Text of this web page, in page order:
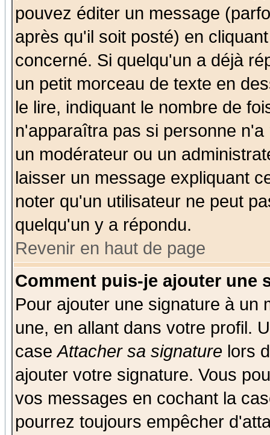
pouvez éditer un message
après qu'il soit posté) en
concerné. Si quelqu'un a déjà
un petit morceau de texte en
le lire, indiquant le nombre de
n'apparaîtra pas si personne
un modérateur ou un
laisser un message expliquant
noter qu'un utilisateur ne peut
quelqu'un y a répondu.
Revenir en haut de page
Comment puis-je ajouter une
Pour ajouter une signature à un
une, en allant dans votre profil.
caseAttacher sa signature lors
ajouter votre signature. Vous
vos messages en cochant la
pourrez toujours empêcher